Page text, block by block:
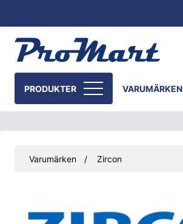
PRODUKTER VARUMÄRKEN
Varumärken Zircon